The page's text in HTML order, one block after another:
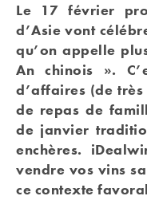
Le 17 février
d’Asie vont
qu’on appelle
An chinois ».
d’affaires (de
de repas de
de janvier
enchères.
vendre vos vins
ce contexte